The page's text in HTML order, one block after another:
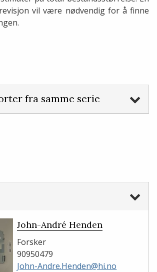
vil være nødvendig for å finne
fra samme serie
John-André Henden
Forsker
90950479
John-Andre.Henden@hi.no